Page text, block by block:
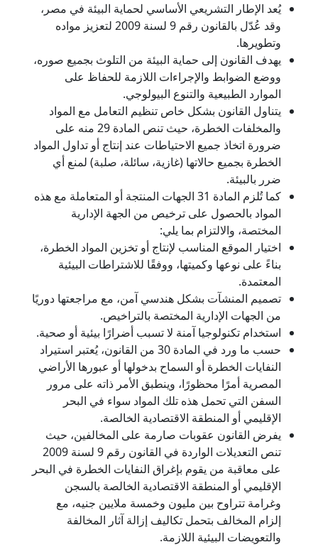
يُعد الإطار التشريعي الأساسي لحماية البيئة في مصر،
وقد عُدّل بالقانون رقم 9 لسنة 2009 لتعزيز مواده
وتطويرها.
يهدف القانون إلى حماية البيئة من التلوث بجميع صوره،
ووضع الضوابط والإجراءات اللازمة للحفاظ على
الموارد الطبيعية والتنوع البيولوجي.
يتناول القانون بشكل خاص تنظيم التعامل مع المواد
والمخلفات الخطرة، حيث تنص المادة 29 منه على
ضرورة اتخاذ جميع الاحتياطات عند إنتاج أو تداول المواد
الخطرة بجميع حالاتها (غازية، سائلة، صلبة) لمنع أي
ضرر بالبيئة.
كما تُلزم المادة 31 الجهات المنتجة أو المتعاملة مع هذه
المواد بالحصول على ترخيص من الجهة الإدارية
المختصة، والالتزام بما يلي:
اختيار الموقع المناسب لإنتاج أو تخزين المواد الخطرة،
بناءً على نوعها وكميتها، ووفقًا للاشتراطات البيئية
المعتمدة.
تصميم المنشآت بشكل هندسي آمن، مع مراجعتها دوريًا
من الجهات الإدارية المختصة بالتراخيص.
استخدام تكنولوجيا آمنة لا تسبب أضرارًا بيئية أو صحية.
حسب ما ورد في المادة 30 من القانون، يُعتبر استيراد
النفايات الخطرة أو السماح بدخولها أو عبورها الأراضي
المصرية أمرًا محظورًا، وينطبق الأمر ذاته على مرور
السفن التي تحمل هذه تلك المواد سواء في البحر
الإقليمي أو المنطقة الاقتصادية الخالصة.
يفرض القانون عقوبات صارمة على المخالفين، حيث
تنص التعديلات الواردة في القانون رقم 9 لسنة 2009
على معاقبة من يقوم بإغراق النفايات الخطرة في البحر
الإقليمي أو المنطقة الاقتصادية الخالصة بالسجن
وغرامة تتراوح بين مليون وخمسة ملايين جنيه، مع
إلزام المخالف بتحمل تكاليف إزالة آثار المخالفة
والتعويضات البيئية اللازمة.